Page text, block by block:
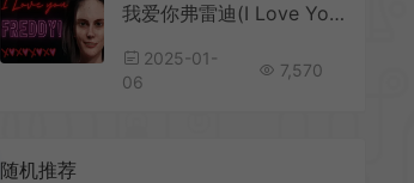
我爱你弗雷迪(I Love You Freddy)幽默惊悚冒险游戏
2025-01-
06
7,570
随机推荐